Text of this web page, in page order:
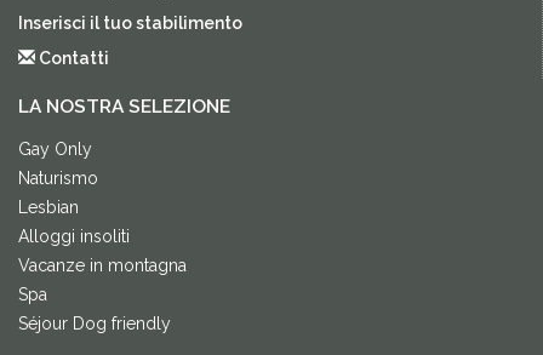
Inserisci il tuo stabilimento
Contatti
LA NOSTRA SELEZIONE
Gay Only
Naturismo
Lesbian
Alloggi insoliti
Vacanze in montagna
Spa
Séjour Dog friendly